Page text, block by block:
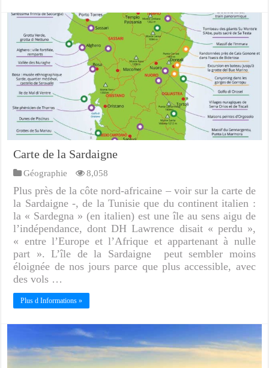
Carte de la Sardaigne
Géographie 8,058
Plus près de la côte nord-africaine – voir sur la carte de
la Sardaigne -, de la Tunisie que du continent italien :
la « Sardegna » (en italien) est une île au sens aigu de
l’indépendance, dont DH Lawrence disait « perdu »,
« entre l’Europe et l’Afrique et appartenant à nulle
part ». L’île de la Sardaigne peut sembler moins
éloignée de nos jours parce que plus accessible, avec
des vols …
Plus d Informations »